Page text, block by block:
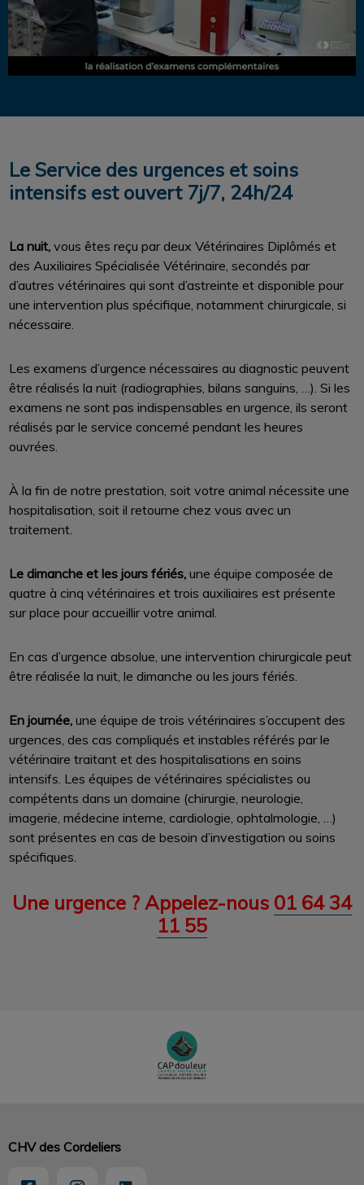
Le Service des urgences et soins
intensifs est ouvert 7j/7, 24h/24
La nuit, vous êtes reçu par deux Vétérinaires Diplômés et
des Auxiliaires Spécialisée Vétérinaire, secondés par
d’autres vétérinaires qui sont d’astreinte et disponible pour
une intervention plus spécifique, notamment chirurgicale, si
nécessaire.
Les examens d’urgence nécessaires au diagnostic peuvent
être réalisés la nuit (radiographies, bilans sanguins, …). Si les
examens ne sont pas indispensables en urgence, ils seront
réalisés par le service concerné pendant les heures
ouvrées.
À la fin de notre prestation, soit votre animal nécessite une
hospitalisation, soit il retourne chez vous avec un
traitement.
Le dimanche et les jours fériés, une équipe composée de
quatre à cinq vétérinaires et trois auxiliaires est présente
sur place pour accueillir votre animal.
En cas d’urgence absolue, une intervention chirurgicale peut
être réalisée la nuit, le dimanche ou les jours fériés.
En journée, une équipe de trois vétérinaires s’occupent des
urgences, des cas compliqués et instables référés par le
vétérinaire traitant et des hospitalisations en soins
intensifs. Les équipes de vétérinaires spécialistes ou
compétents dans un domaine (chirurgie, neurologie,
imagerie, médecine interne, cardiologie, ophtalmologie, …)
sont présentes en cas de besoin d’investigation ou soins
spécifiques.
Une urgence ? Appelez-nous 01 64 34
11 55
CHV des Cordeliers